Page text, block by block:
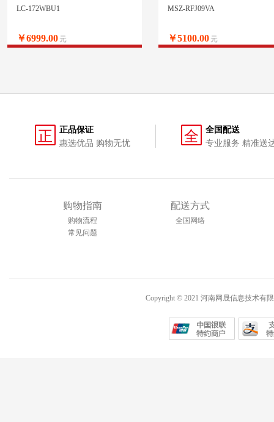
LC-172WBU1
￥6999.00 元
MSZ-RFJ09VA
￥5100.00 元
正
正品保证
惠选优品 购物无忧
全
全国配送
专业服务 精准送
购物指南
购物流程
常见问题
配送方式
全国网络
Copyright © 2021 河南网晟信息技术有